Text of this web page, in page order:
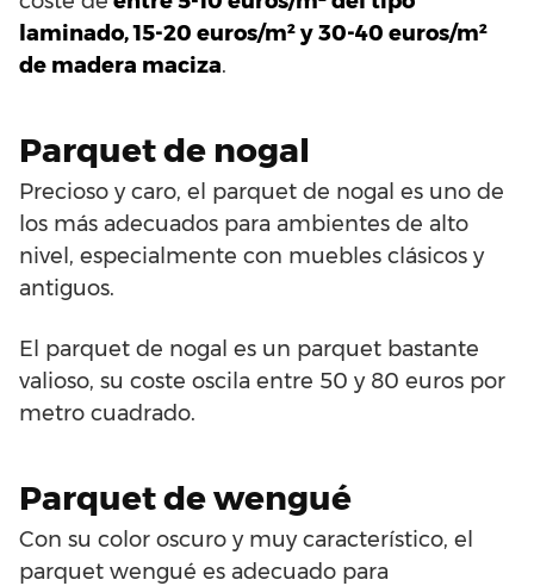
laminado, 15-20 euros/m² y 30-40 euros/m²
de madera maciza.
Parquet de nogal
Precioso y caro, el parquet de nogal es uno de
los más adecuados para ambientes de alto
nivel, especialmente con muebles clásicos y
antiguos.
El parquet de nogal es un parquet bastante
valioso, su coste oscila entre 50 y 80 euros por
metro cuadrado.
Parquet de wengué
Con su color oscuro y muy característico, el
parquet wengué es adecuado para